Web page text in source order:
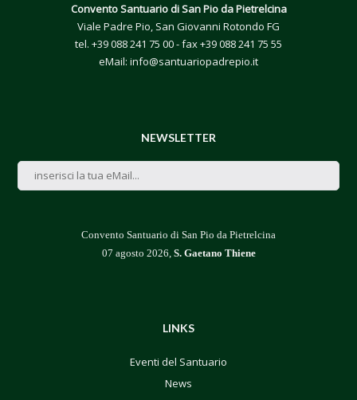
Convento Santuario di San Pio da Pietrelcina
Viale Padre Pio, San Giovanni Rotondo FG
tel. +39 088 241 75 00- fax +39 088 241 75 55
eMail: info@santuariopadrepio.it
NEWSLETTER
Convento Santuario di San Pio da Pietrelcina
07 agosto 2026, S. Gaetano Thiene
LINKS
Eventi del Santuario
News